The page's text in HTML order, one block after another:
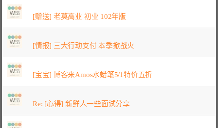
[赠送] 老莫高业 初业 102年版
[情报] 三大行动支付 本季掀战火
[宝宝] 博客来Amos水蜡笔5/1特价五折
Re: [心得] 新鲜人一些面试分享